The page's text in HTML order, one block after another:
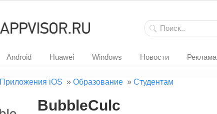
Android Huawei Windows Новости Реклама
Приложения iOS » Образование » Студентам
BubbleCulc